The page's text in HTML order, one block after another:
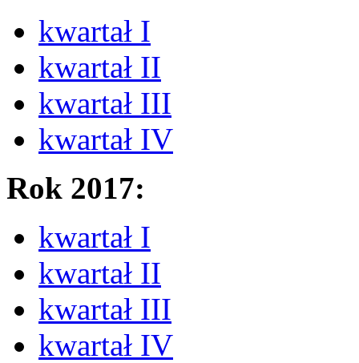
kwartał I
kwartał II
kwartał III
kwartał IV
Rok 2017:
kwartał I
kwartał II
kwartał III
kwartał IV